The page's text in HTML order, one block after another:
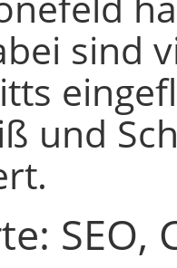
sind
und
SEO,